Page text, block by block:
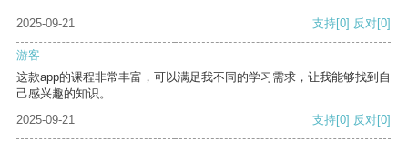
2025-09-21 支持[0] 反对[0]
游客
这款app的课程非常丰富，可以满足我不同的学习需求，让我能够找到自
己感兴趣的知识。
2025-09-21
支持[0] 反对[0]